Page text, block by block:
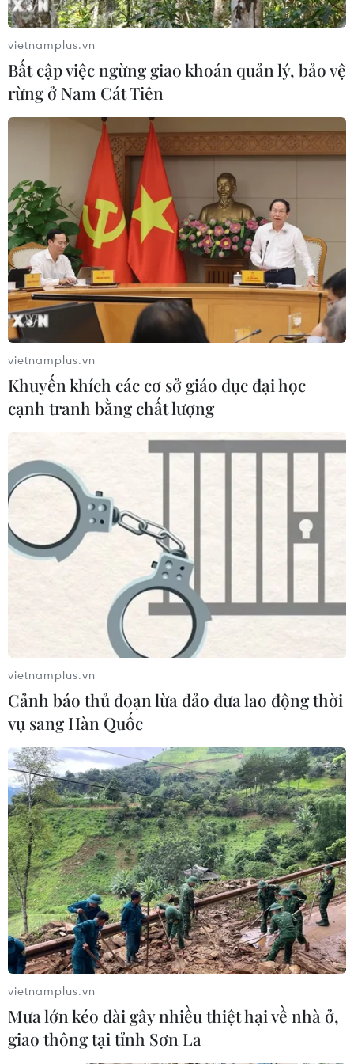
vietnamplus.vn
Bất cập việc ngừng giao khoán quản lý, bảo vệ
rừng ở Nam Cát Tiên
vietnamplus.vn
Khuyến khích các cơ sở giáo dục đại học
cạnh tranh bằng chất lượng
vietnamplus.vn
Cảnh báo thủ đoạn lừa đảo đưa lao động thời
vụ sang Hàn Quốc
vietnamplus.vn
Mưa lớn kéo dài gây nhiều thiệt hại về nhà ở,
giao thông tại tỉnh Sơn La